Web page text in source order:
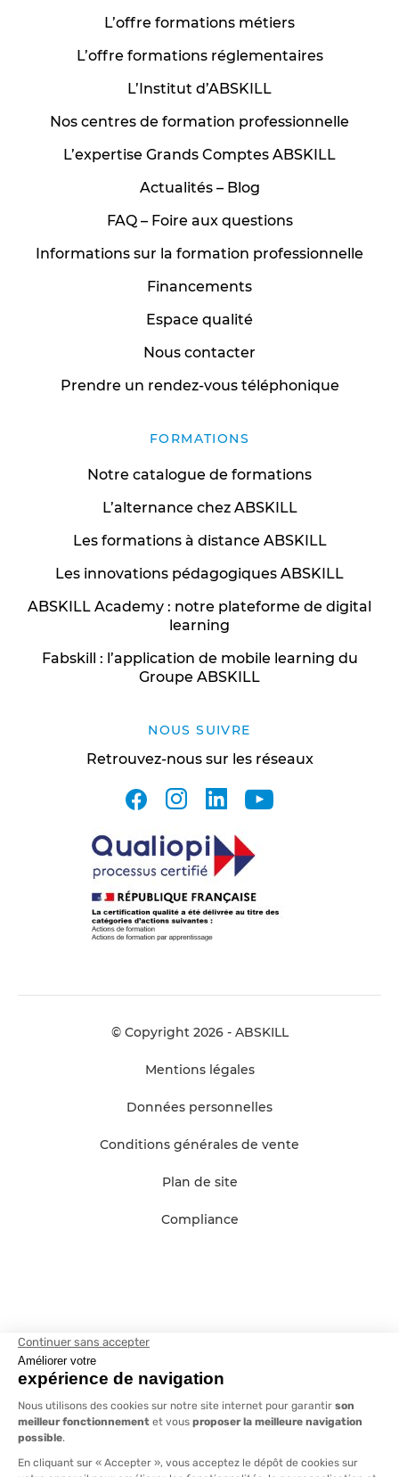
L’offre formations métiers
L’offre formations réglementaires
L’Institut d’ABSKILL
Nos centres de formation professionnelle
L’expertise Grands Comptes ABSKILL
Actualités – Blog
FAQ – Foire aux questions
Informations sur la formation professionnelle
Financements
Espace qualité
Nous contacter
Prendre un rendez-vous téléphonique
FORMATIONS
Notre catalogue de formations
L’alternance chez ABSKILL
Les formations à distance ABSKILL
Les innovations pédagogiques ABSKILL
ABSKILL Academy : notre plateforme de digital
learning
Fabskill : l’application de mobile learning du
Groupe ABSKILL
NOUS SUIVRE
Retrouvez-nous sur les réseaux
facebook instagram linkedin youtube
© Copyright 2026 - ABSKILL
Mentions légales
Données personnelles
Conditions générales de vente
Plan de site
Compliance